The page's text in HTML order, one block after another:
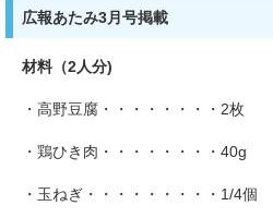
広報あたみ3月号掲載
材料（2人分)
・高野豆腐・・・・・・・・2枚
・鶏ひき肉・・・・・・・・40g
・玉ねぎ・・・・・・・・・1/4個